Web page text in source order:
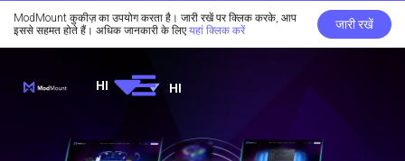
HI HI
ModMount कुकीज़ का उपयोग करता है। जारी रखें पर क्लिक करके, आप
इससे सहमत होते हैं। अधिक जानकारी के लिएयहां क्लिक करें जारी रखें